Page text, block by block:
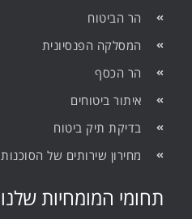
הר הביטוח
המסלקה הפנסיונית
הר הכסף
איתור ביטוחים
בדיקת תיק ביטוח
מחירון שירותים של הסוכנות
תחומי המומחיות שלנו